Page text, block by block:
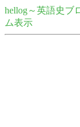
hellog～英語史ブ
ム表示